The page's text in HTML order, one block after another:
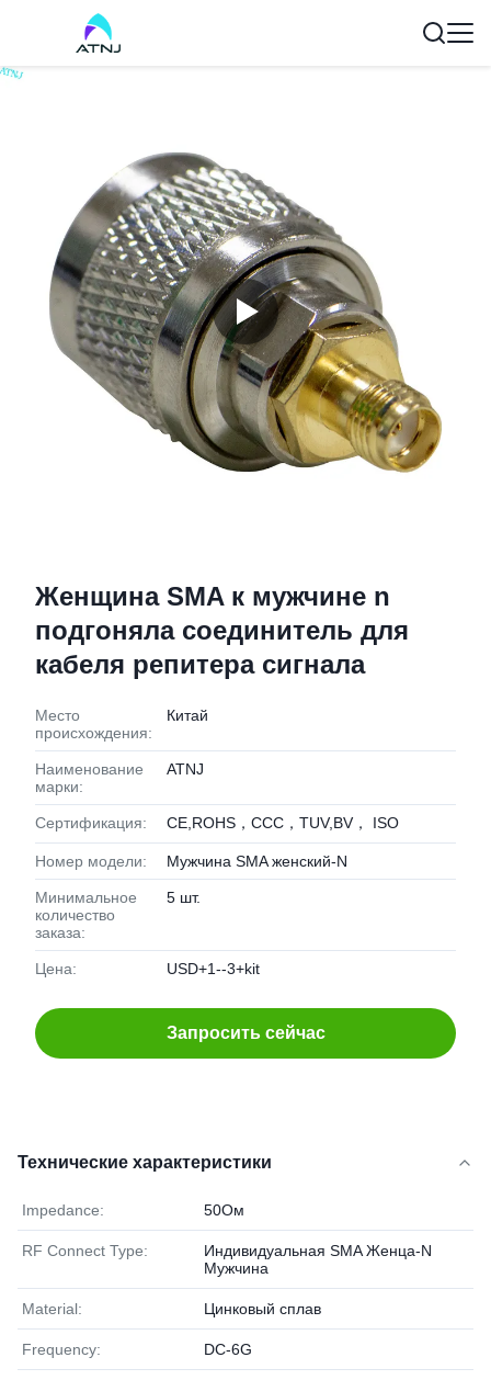
Женщина SMA к мужчине n
подгоняла соединитель для
кабеля репитера сигнала
Место
происхождения:
Китай
Наименование
марки:
ATNJ
Сертификация: CE,ROHS，CCC，TUV,BV， ISO
Номер модели: Мужчина SMA женский-N
Минимальное
количество
заказа:
5 шт.
Цена: USD+1--3+kit
Запросить сейчас
Технические характеристики
Impedance: 50Ом
RF Connect Type:
Индивидуальная SMA Женца-N
Мужчина
Material: Цинковый сплав
Frequency: DC-6G